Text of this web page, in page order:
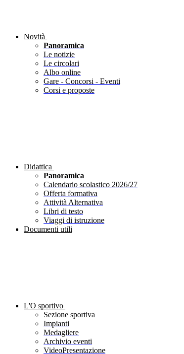
Novità
Panoramica
Le notizie
Le circolari
Albo online
Gare - Concorsi - Eventi
Corsi e proposte
Didattica
Panoramica
Calendario scolastico 2026/27
Offerta formativa
Attività Alternativa
Libri di testo
Viaggi di istruzione
Documenti utili
L'O sportivo
Sezione sportiva
Impianti
Medagliere
Archivio eventi
VideoPresentazione